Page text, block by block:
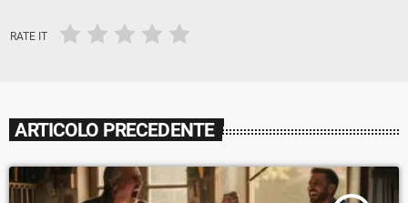
RATE IT
ARTICOLO PRECEDENTE